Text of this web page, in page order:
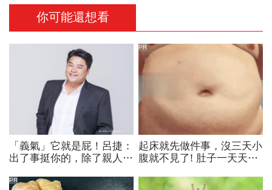
你可能還想看
「義氣」它就是屁！呂捷：
出了事挺你的，除了親人和
帖兄弟
起床就先做件事，沒三天小
腹就不見了! 肚子一天天變
PR
PR